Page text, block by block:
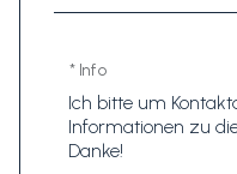
* Info